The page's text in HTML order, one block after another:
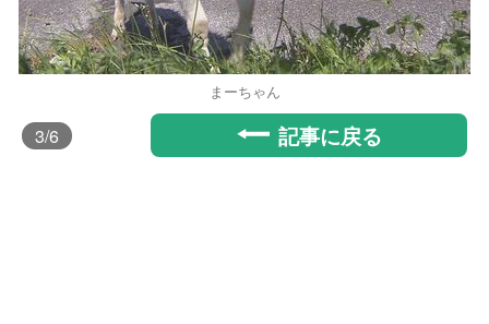
まーちゃん
3/6 記事に戻る